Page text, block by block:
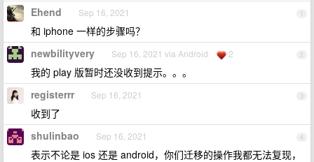
1
Ehend Sep 16, 2021
和 iphone 一样的步骤吗？
2
newbilityvery Sep 16, 2021 via Android 2
我的 play 版暂时还没收到提示。。。
3
registerrr Sep 16, 2021
收到了
4
shulinbao Sep 16, 2021
表示不论是 ios 还是 android，你们迁移的操作我都无法复现，